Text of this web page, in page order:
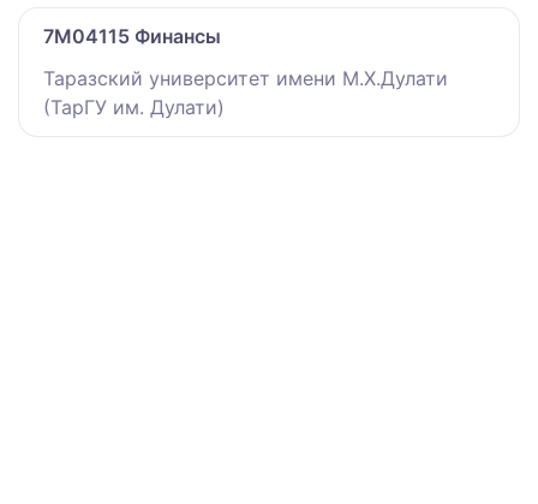
7M04115 Финансы
Таразский университет имени М.Х.Дулати
(ТарГУ им. Дулати)